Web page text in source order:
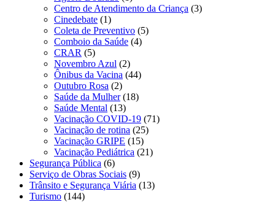
Centro de Atendimento da Criança (3)
Cinedebate (1)
Coleta de Preventivo (5)
Comboio da Saúde (4)
CRAR (5)
Novembro Azul (2)
Ônibus da Vacina (44)
Outubro Rosa (2)
Saúde da Mulher(18)
Saúde Mental (13)
Vacinação COVID-19 (71)
Vacinação de rotina (25)
Vacinação GRIPE (15)
Vacinação Pediátrica (21)
Segurança Pública (6)
Serviço de Obras Sociais (9)
Trânsito e Segurança Viária (13)
Turismo (144)